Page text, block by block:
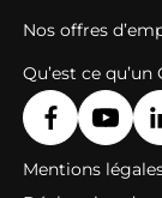
Nos offres
Qu’est ce qu’un
Mentions